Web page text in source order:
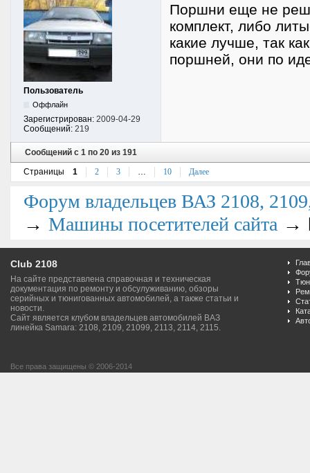
Пользователь
Оффлайн
Зарегистрирован: 2009-04-29
Сообщений: 219
Поршни еще не
комплект, либо
какие лучше, так
поршней, они по
Сообщений с 1 по 20 из 191
Страницы
1 2 3 … 10 Далее
Форум владельцев ВАЗ 2108,
→ Машины посетителей сайта →
Club 2108
На сайте представлена справочная и техническая
документация по ремонту и обсулуживанию, обзоры
серийных и тюнигованных автомобилей, а также статьи и
новости.
Сайт является клубом владельцев автомобилей ВАЗ
линейка Samara: 2108, 2109, 21099, 2113, 2114, 2115.
Все права защищены © 2006-2014